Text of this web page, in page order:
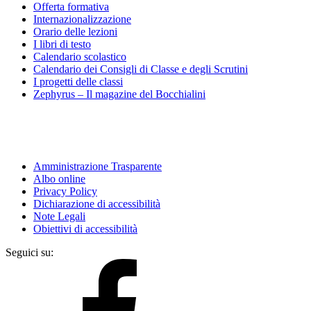
Offerta formativa
Internazionalizzazione
Orario delle lezioni
I libri di testo
Calendario scolastico
Calendario dei Consigli di Classe e degli Scrutini
I progetti delle classi
Zephyrus – Il magazine del Bocchialini
Amministrazione Trasparente
Albo online
Privacy Policy
Dichiarazione di accessibilità
Note Legali
Obiettivi di accessibilità
Seguici su: